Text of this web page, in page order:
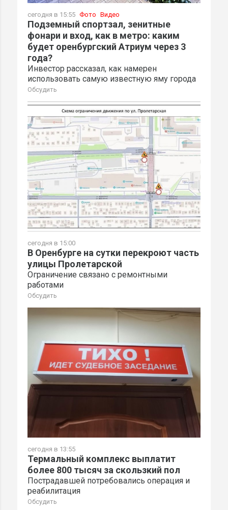
сегодня в 15:55 Фото Видео
Подземный спортзал, зенитные
фонари и вход, как в метро: каким
будет оренбургский Атриум через 3
года?
Инвестор рассказал, как намерен
использовать самую известную яму города
Обсудить
сегодня в 15:00
В Оренбурге на сутки перекроют часть
улицы Пролетарской
Ограничение связано с ремонтными
работами
Обсудить
сегодня в 13:55
Термальный комплекс выплатит
более 800 тысяч за скользкий пол
Пострадавшей потребовались операция и
реабилитация
Обсудить